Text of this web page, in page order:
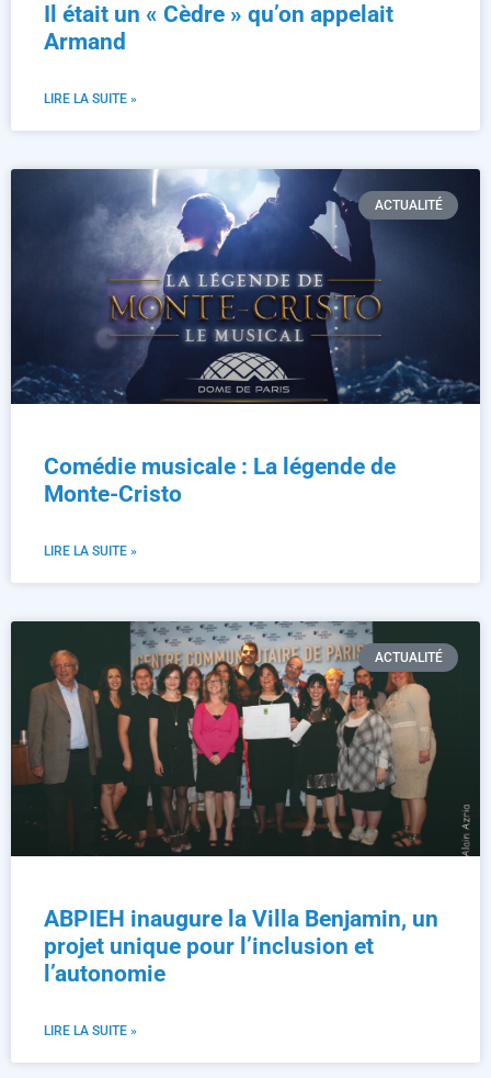
Il était un « Cèdre » qu’on appelait
Armand
LIRE LA SUITE »
ACTUALITÉ
Comédie musicale : La légende de
Monte-Cristo
LIRE LA SUITE »
ACTUALITÉ
ABPIEH inaugure la Villa Benjamin, un
projet unique pour l’inclusion et
l’autonomie
LIRE LA SUITE »